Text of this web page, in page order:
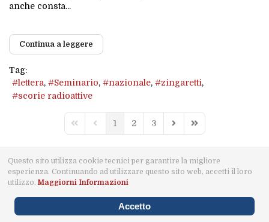
anche consta...
Continua a leggere
Tag:
lettera
Seminario nazionale
zingaretti
scorie radioattive
First PagePrevious Page
1 2 3
Next PageLast Page
© 2021 MaremmaViva · Capalbio · CF: 91024010539 · IBAN:
IT87J0885172180000000205674 · Designed by LudyAdv ·
Privacy Policy
Questo sito utilizza cookie tecnici per garantire la migliore
esperienza. Continuando ad utilizzare questo sito web, accetti il loro
utilizzo.Maggiorni Informazioni
Accetto